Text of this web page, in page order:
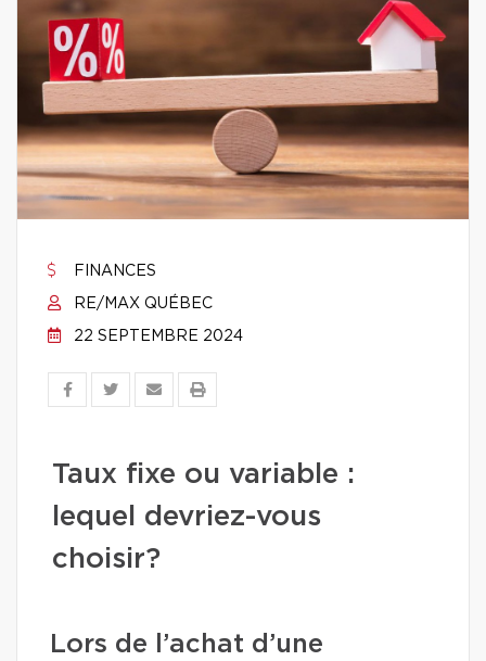
FINANCES
RE/MAX QUÉBEC
22 SEPTEMBRE 2024
Taux fixe ou variable :
lequel devriez-vous
choisir?
Lors de l’achat d’une